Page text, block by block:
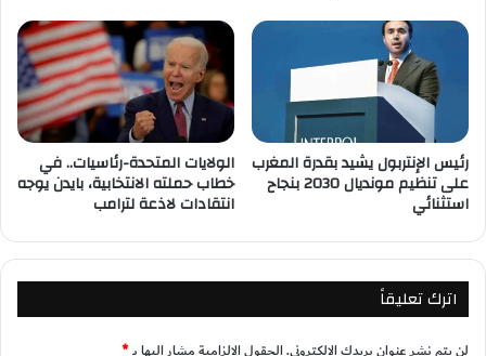
رئيس الإنتربول يشيد بقدرة المغرب
على تنظيم مونديال 2030 بنجاح
استثنائي
الولايات المتحدة-رئاسيات.. في
خطاب حملته الانتخابية، بايدن يوجه
انتقادات لاذعة لترامب
اترك تعليقاً
لن يتم نشر عنوان بريدك الإلكتروني.الحقول الإلزامية مشار إليها بـ*